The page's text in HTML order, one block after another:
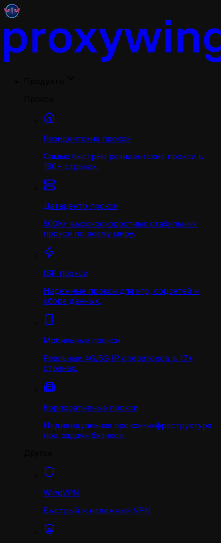
Резидентские прокси
Самые быстрые резидентские прокси в
190+ странах.
Датацентр прокси
500K+ высокоскоростных стабильных
прокси по всему миру.
ISP прокси
Надёжные прокси для игр, соцсетей и
сбора данных.
Мобильные прокси
Реальные 4G/5G IP операторов в 17+
странах.
Корпоративные прокси
Индивидуальная прокси-инфраструктура
под задачи бизнеса.
WingVPN
Быстрый и надежный VPN